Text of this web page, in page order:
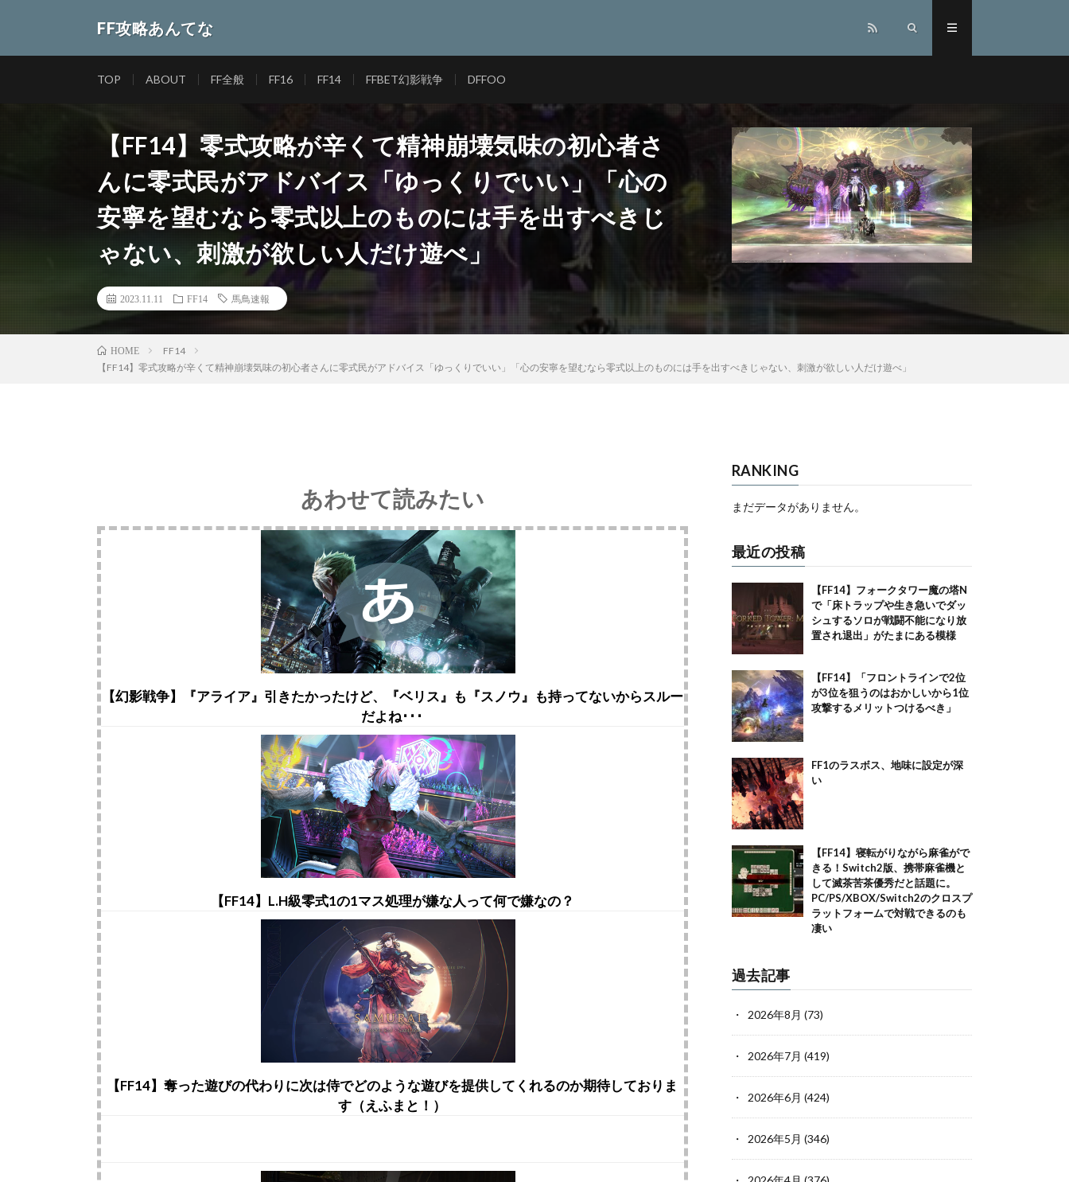
FF攻略あんてな
TOP ABOUT FF全般 FF16 FF14 FFBET幻影戦争 DFFOO
【FF14】零式攻略が辛くて精神崩壊気味の初心者さ
んに零式民がアドバイス「ゆっくりでいい」「心の
安寧を望むなら零式以上のものには手を出すべきじ
ゃない、刺激が欲しい人だけ遊べ」
2023.11.11 FF14 馬鳥速報
HOME
FF14
【FF14】零式攻略が辛くて精神崩壊気味の初心者さんに零式民がアドバイス「ゆっくりでいい」「心の安寧を望むなら零式以上のものには手を出すべきじゃない、刺激が欲しい人だけ遊べ」
あわせて読みたい
【幻影戦争】『アライア』引きたかったけど、『ベリス』も『スノウ』も持ってないからスルー
だよね･･･
【FF14】L.H級零式1の1マス処理が嫌な人って何で嫌なの？
【FF14】奪った遊びの代わりに次は侍でどのような遊びを提供してくれるのか期待しておりま
す（えふまと！）
RANKING
まだデータがありません。
最近の投稿
【FF14】フォークタワー魔の塔N
で「床トラップや生き急いでダッ
シュするソロが戦闘不能になり放
置され退出」がたまにある模様
【FF14】「フロントラインで2位
が3位を狙うのはおかしいから1位
攻撃するメリットつけるべき」
FF1のラスボス、地味に設定が深
い
【FF14】寝転がりながら麻雀がで
きる！Switch2版、携帯麻雀機と
して滅茶苦茶優秀だと話題に。
PC/PS/XBOX/Switch2のクロスプ
ラットフォームで対戦できるのも
凄い
過去記事
2026年8月 (73)
2026年7月 (419)
2026年6月 (424)
2026年5月 (346)